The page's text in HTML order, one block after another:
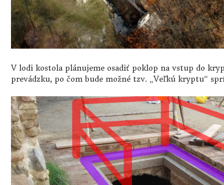
V lodi kostola plánujeme osadiť poklop na vstup do
prevádzku, po čom bude možné tzv. „Veľkú kryptu“